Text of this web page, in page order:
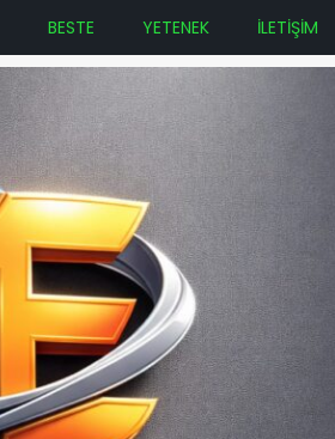
BESTE YETENEK İLETİŞİM